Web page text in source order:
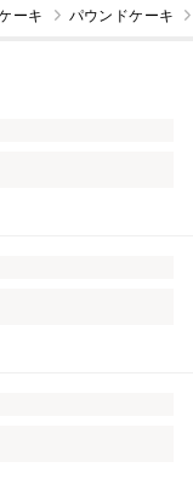
ーキ パウンドケーキ